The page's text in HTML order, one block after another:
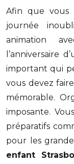
Afin que vous
journée
animation
l’anniversaire
important qui
vous devez
mémorable.
imposante.
préparatifs
pour les
enfant